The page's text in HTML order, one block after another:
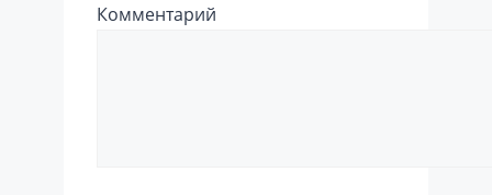
Комментарий